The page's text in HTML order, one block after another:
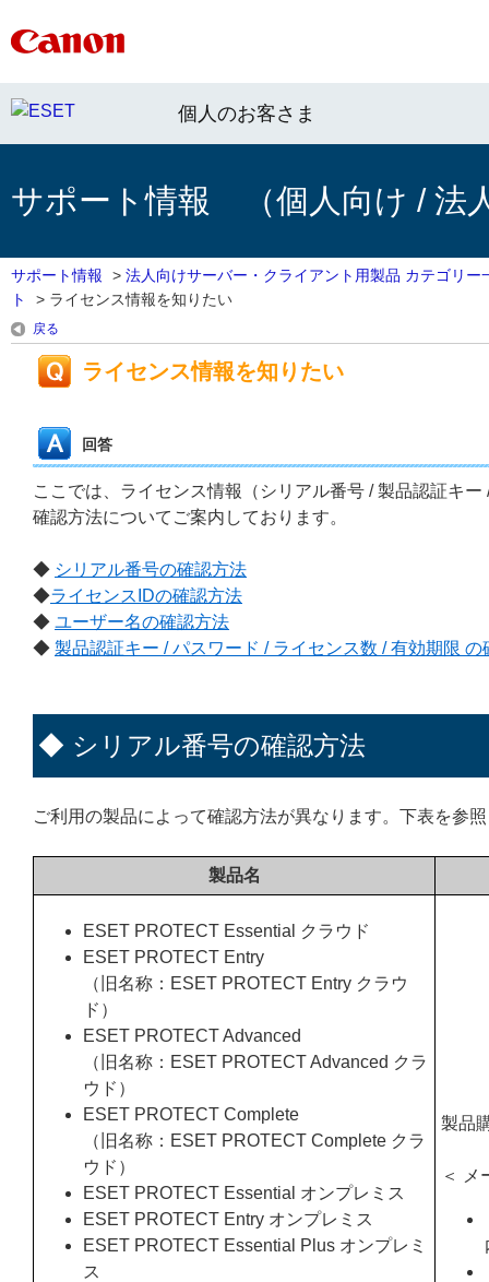
個人のお客さま
サポート情報 （個人向け / 法
サポート情報 > 法人向けサーバー・クライアント用製品 カテゴリー
ト
> ライセンス情報を知りたい
戻る
ライセンス情報を知りたい
回答
ここでは、ライセンス情報（シリアル番号 / 製品認証キ
確認方法についてご案内しております。
◆ シリアル番号の確認方法
◆ライセンスIDの確認方法
◆ ユーザー名の確認方法
◆ 製品認証キー / パスワード / ライセンス数 / 有効期限 の
◆ シリアル番号の確認方法
ご利用の製品によって確認方法が異なります。下表を参
製品名
ESET PROTECT Essential クラウド
ESET PROTECT Entry
（旧名称：ESET PROTECT Entry クラウ
ド）
ESET PROTECT Advanced
（旧名称：ESET PROTECT Advanced クラ
ウド）
ESET PROTECT Complete
（旧名称：ESET PROTECT Complete クラ
ウド）
ESET PROTECT Essential オンプレミス
ESET PROTECT Entry オンプレミス
ESET PROTECT Essential Plus オンプレミ
ス
製品
＜ メ